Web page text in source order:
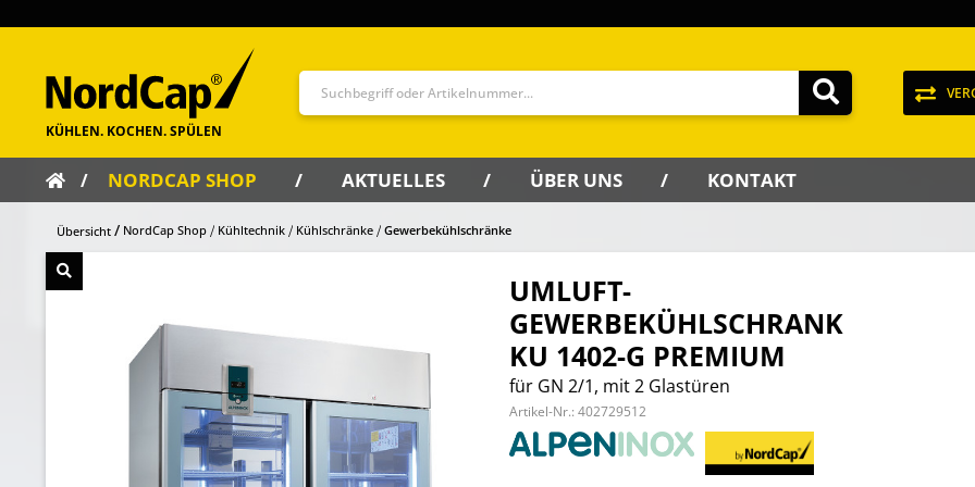
NORDCAP SHOP AKTUELLES ÜBER UNS KONTAKT
Übersicht NordCap Shop Kühltechnik Kühlschränke Gewerbekühlschränke
UMLUFT-
GEWERBEKÜHLSCHRANK
KU 1402-G PREMIUM
für GN 2/1, mit 2 Glastüren
Artikel-Nr.: 402729512